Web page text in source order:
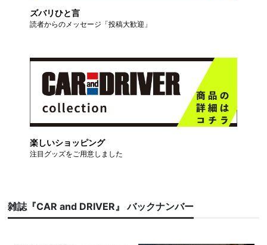
ズバリひと言
読者からのメッセージ「投稿大歓迎」
楽しいショッピング
注目グッズをご用意しました
雑誌『CAR and DRIVER』 バックナンバー